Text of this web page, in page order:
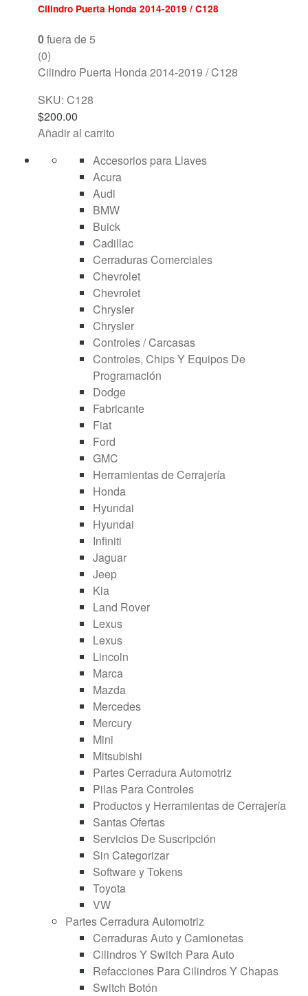
Cilindro Puerta Honda 2014-2019 / C128
0fuera de 5
(0)
Cilindro Puerta Honda 2014-2019 / C128
SKU: C128
$200.00
Añadir al carrito
Accesorios para Llaves
Acura
Audi
BMW
Buick
Cadillac
Cerraduras Comerciales
Chevrolet
Chevrolet
Chrysler
Chrysler
Controles / Carcasas
Controles, Chips Y Equipos De
Programación
Dodge
Fabricante
Fiat
Ford
GMC
Herramientas de Cerrajería
Honda
Hyundai
Hyundai
Infiniti
Jaguar
Jeep
Kia
Land Rover
Lexus
Lexus
Lincoln
Marca
Mazda
Mercedes
Mercury
Mini
Mitsubishi
Partes Cerradura Automotriz
Pilas Para Controles
Productos y Herramientas de Cerrajería
Santas Ofertas
Servicios De Suscripción
Sin Categorizar
Software y Tokens
Toyota
VW
Partes Cerradura Automotriz
Cerraduras Auto y Camionetas
Cilindros Y Switch Para Auto
Refacciones Para Cilindros Y Chapas
Switch Botón